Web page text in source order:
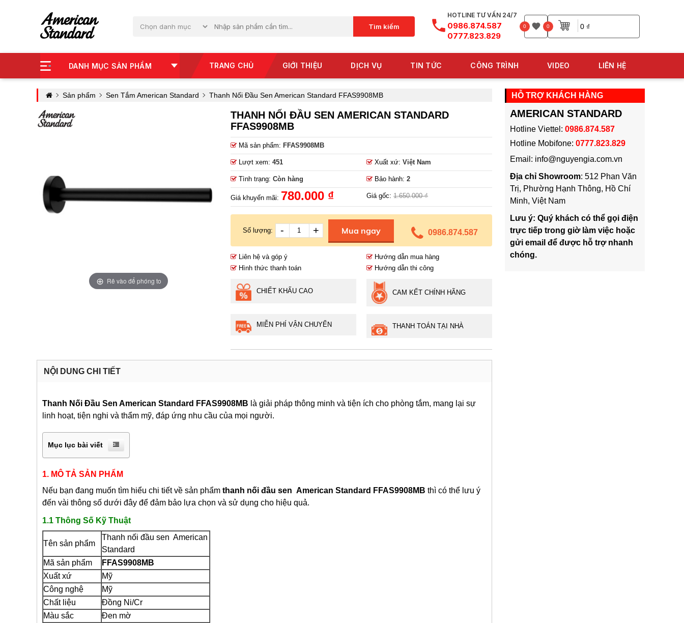
Tìm kiếm
HOTLINE TƯ VẤN 24/7
0986.874.587
0777.823.829
0 0 ₫
0
DANH MỤC SẢN PHẨM TRANG CHỦ GIỚI THIỆU DỊCH VỤ TIN TỨC CÔNG TRÌNH VIDEO LIÊN HỆ
Sản phẩm Sen Tắm American Standard Thanh Nối Đầu Sen American Standard FFAS9908MB
Rê vào để phóng to
THANH NỐI ĐẦU SEN AMERICAN STANDARD
FFAS9908MB
Mã sản phẩm: FFAS9908MB
Lượt xem:451 Xuất xứ:Việt Nam
Tình trạng:Còn hàng Bảo hành:2
Giá khuyến mãi: 780.000 ₫ Giá gốc:1.650.000 ₫
Số lượng: - + Mua ngay 0986.874.587
Liên hệ và góp ý
Hướng dẫn mua hàng
Hình thức thanh toán
Hướng dẫn thi công
CHIẾT KHẤU CAO CAM KẾT CHÍNH HÃNG
MIỄN PHÍ VẬN CHUYỂN THANH TOÁN TẠI NHÀ
NỘI DUNG CHI TIẾT
Thanh Nối Đầu Sen American Standard FFAS9908MB là giải pháp thông minh và tiện ích cho phòng tắm, mang lại sự
linh hoạt, tiện nghi và thẩm mỹ, đáp ứng nhu cầu của mọi người.
Mục lục bài viết
1. MÔ TẢ SẢN PHẨM
Nếu bạn đang muốn tìm hiểu chi tiết về sản phẩm thanh nối đầu sen American Standard FFAS9908MB thì có thể lưu ý
đến vài thông số dưới đây để đảm bảo lựa chọn và sử dụng cho hiệu quả.
1.1 Thông Số Kỹ Thuật
Tên sản phẩm
Thanh nối đầu sen American
Standard
Mã sản phẩm
FFAS9908MB
Xuất xứ
Mỹ
Công nghệ
Mỹ
Chất liệu
Đồng Ni/Cr
Màu sắc
Đen mờ
HỖ TRỢ KHÁCH HÀNG
AMERICAN STANDARD
Hotline Viettel: 0986.874.587
Hotline Mobifone: 0777.823.829
Email: info@nguyengia.com.vn
Địa chỉ Showroom: 512 Phan Văn
Trị, Phường Hạnh Thông, Hồ Chí
Minh, Việt Nam
Lưu ý: Quý khách có thể gọi điện
trực tiếp trong giờ làm việc hoặc
gửi email để được hỗ trợ nhanh
chóng.